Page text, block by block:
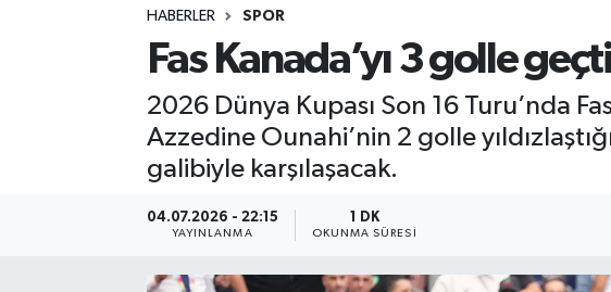
HABERLER SPOR
Fas Kanada’yı 3 golle
2026 Dünya Kupası Son 16 Turu’nda
Azzedine Ounahi’nin 2 golle
galibiyle karşılaşacak.
04.07.2026 - 22:15
YAYINLANMA
1 DK
OKUNMA SÜRESI